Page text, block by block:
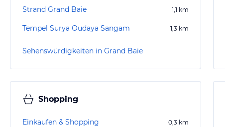
Strand Grand Baie 1,1 km
Tempel Surya Oudaya Sangam 1,3 km
Sehenswürdigkeiten in Grand Baie
Shopping
Einkaufen & Shopping 0,3 km